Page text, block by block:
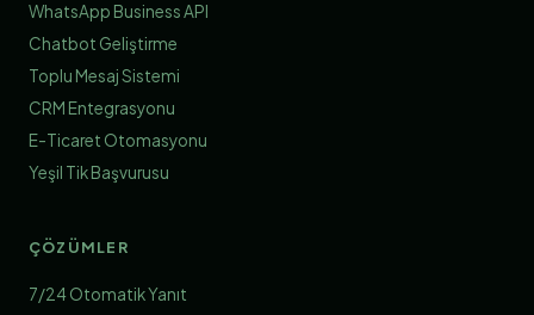
WhatsApp Business API
Chatbot Geliştirme
Toplu Mesaj Sistemi
CRM Entegrasyonu
E-Ticaret Otomasyonu
Yeşil Tik Başvurusu
ÇÖZÜMLER
7/24 Otomatik Yanıt